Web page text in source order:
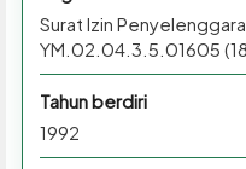
Surat Izin
YM.02.04.3.5.01605
Tahun berdiri
1992